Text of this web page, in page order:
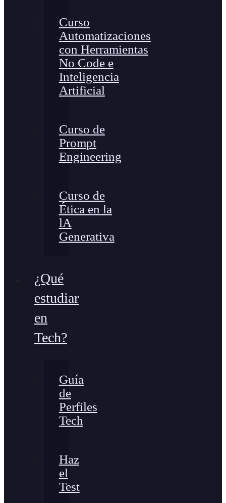
Curso
Automatizaciones
con Herramientas
No Code e
Inteligencia
Artificial
Curso de
Prompt
Engineering
Curso de
Ética en la
lA
Generativa
¿Qué
estudiar
en
Tech?
Guía
de
Perfiles
Tech
Haz
el
Test